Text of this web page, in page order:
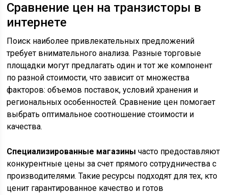
Сравнение цен на транзисторы в
интернете
Поиск наиболее привлекательных предложений
требует внимательного анализа. Разные торговые
площадки могут предлагать один и тот же компонент
по разной стоимости, что зависит от множества
факторов: объемов поставок, условий хранения и
региональных особенностей. Сравнение цен помогает
выбрать оптимальное соотношение стоимости и
качества.
Специализированные магазины часто предоставляют
конкурентные цены за счет прямого сотрудничества с
производителями. Такие ресурсы подходят для тех, кто
ценит гарантированное качество и готов